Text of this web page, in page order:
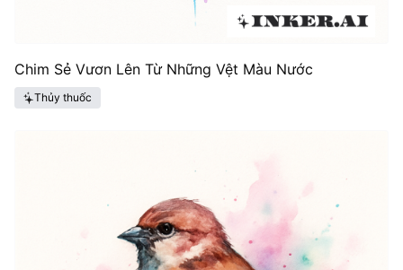
Chim Sẻ Vươn Lên Từ Những Vệt Màu Nước
Thủy thuốc